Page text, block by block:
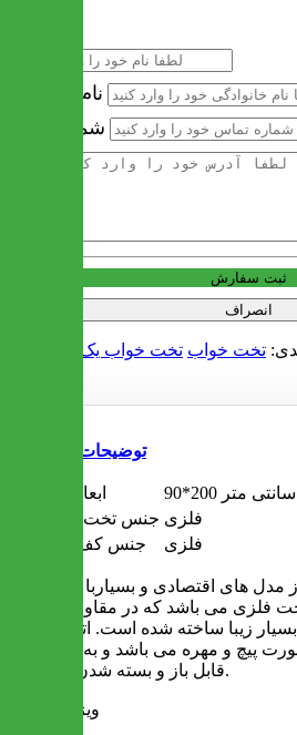
نام خانوادگی
شماره تماس
ثبت سفارش
انصراف
تخت خواب تخت خواب یک نفره فلزی
توضیحات
ابعاد تخت
90*200 سانتی متر
جنس تخت خواب فلزی
جنس کف تخت
فلزی
های اقتصادی و بسیاربا کیفیت
فلزی می باشد که در مقاومت آن
زیبا ساخته شده است. اتصالات
پیچ و مهره می باشد و به راحتی
قابل باز و بسته شدن است.
ویژگی ها